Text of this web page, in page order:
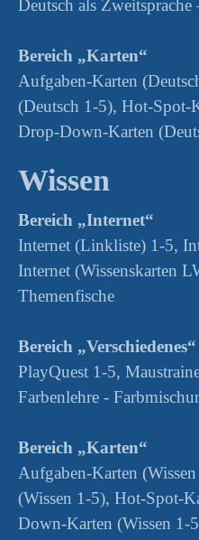
Deutsch als
Bereich „Karten“
Aufgaben-Karten
(Deutsch 1-5), Hot-Spot-
Drop-Down-Karten
Wissen
Bereich „Internet“
Internet (Linkliste) 1-5,
Internet (Wissenskarten
Themenfische
Bereich „Verschiedenes“
PlayQuest 1-5,
Farbenlehre -
Bereich „Karten“
Aufgaben-Karten
(Wissen 1-5), Hot-Spot-
Down-Karten (Wissen 1-